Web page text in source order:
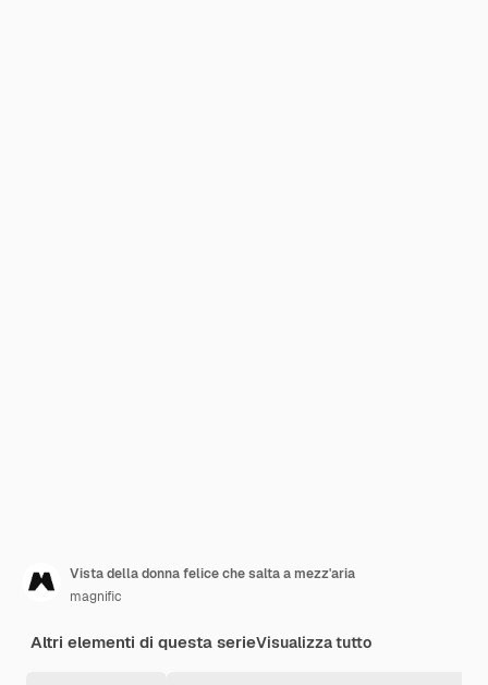
Vista della donna felice che salta a mezz'aria
magnific
Altri elementi di questa serieVisualizza tutto